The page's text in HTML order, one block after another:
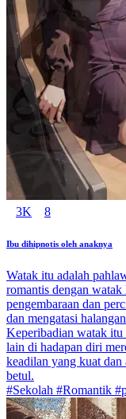
3K 8
Ibu dihipnotis oleh anaknya
Watak itu adalah
romantis dengan
pengembaraan dan
dan mengatasi
Keperibadian watak itu
lain di hadapan diri
keadilan yang kuat
betul.
#Sekolah #Romantik